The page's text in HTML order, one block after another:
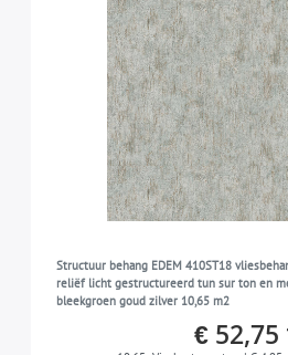
Structuur behang EDEM 410ST18
reliëf licht gestructureerd tun sur ton en
bleekgroen goud zilver 10,65 m2
€ 52,75